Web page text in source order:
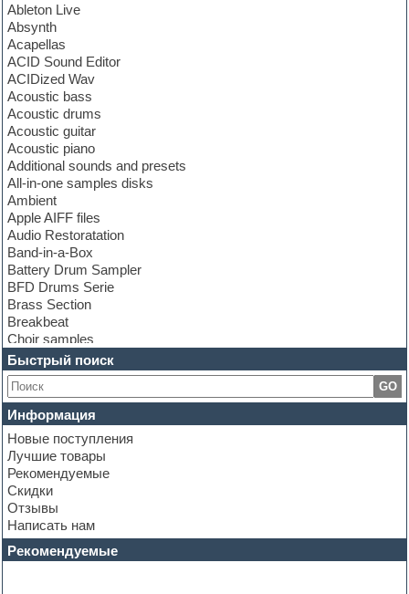
Ableton Live
Absynth
Acapellas
ACID Sound Editor
ACIDized Wav
Acoustic bass
Acoustic drums
Acoustic guitar
Acoustic piano
Additional sounds and presets
All-in-one samples disks
Ambient
Apple AIFF files
Audio Restoratation
Band-in-a-Box
Battery Drum Sampler
BFD Drums Serie
Brass Section
Breakbeat
Choir samples
Chris Hein Samples
Cinematic samples
Club bass
Club leads
Club sounds
Construction kits
Convolution
Cubase
Dance drums
Dance music production tutorials
DAW
Disco samples
DJ Software
Быстрый поиск
GO
Информация
Новые поступления
Лучшие товары
Рекомендуемые
Скидки
Отзывы
Написать нам
Рекомендуемые